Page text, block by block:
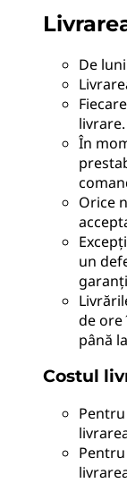
De
livrare.
În
Orice
un
de ore
până
Costul